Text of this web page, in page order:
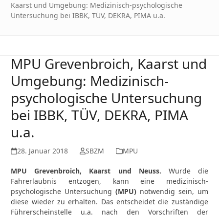
Kaarst und Umgebung: Medizinisch-psychologische
Untersuchung bei IBBK, TÜV, DEKRA, PIMA u.a.
MPU Grevenbroich, Kaarst und
Umgebung: Medizinisch-
psychologische Untersuchung
bei IBBK, TÜV, DEKRA, PIMA
u.a.
28. Januar 2018 SBZM MPU
MPU Grevenbroich, Kaarst und Neuss. Wurde die
Fahrerlaubnis entzogen, kann eine medizinisch-
psychologische Untersuchung(MPU) notwendig sein, um
diese wieder zu erhalten. Das entscheidet die zuständige
Führerscheinstelle u.a. nach den Vorschriften der